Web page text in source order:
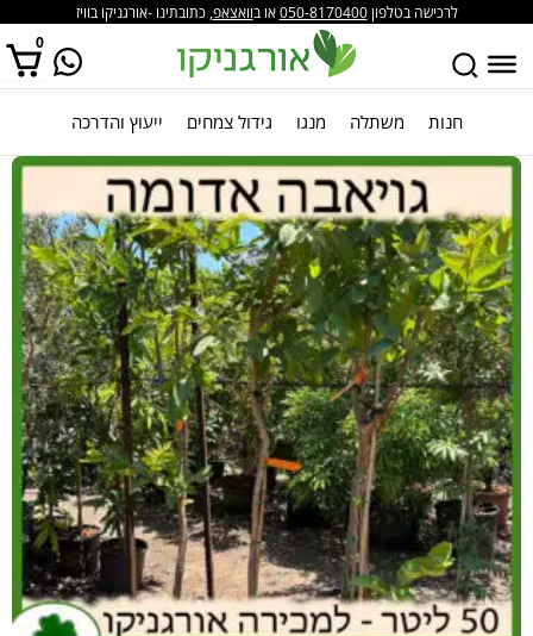
לרכישה בטלפון050-8170400או בוואצאפ, כתובתינו -אורגניקו בוויז
0
אין מוצרים בסל הקניות. חנות משתלה מנגו גידול צמחים ייעוץ והדרכה